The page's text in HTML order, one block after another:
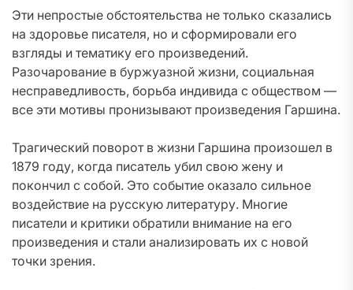
Эти непростые обстоятельства не только сказались
на здоровье писателя, но и сформировали его
взгляды и тематику его произведений.
Разочарование в буржуазной жизни, социальная
несправедливость, борьба индивида с обществом —
все эти мотивы пронизывают произведения Гаршина.
Трагический поворот в жизни Гаршина произошел в
1879 году, когда писатель убил свою жену и
покончил с собой. Это событие оказало сильное
воздействие на русскую литературу. Многие
писатели и критики обратили внимание на его
произведения и стали анализировать их с новой
точки зрения.